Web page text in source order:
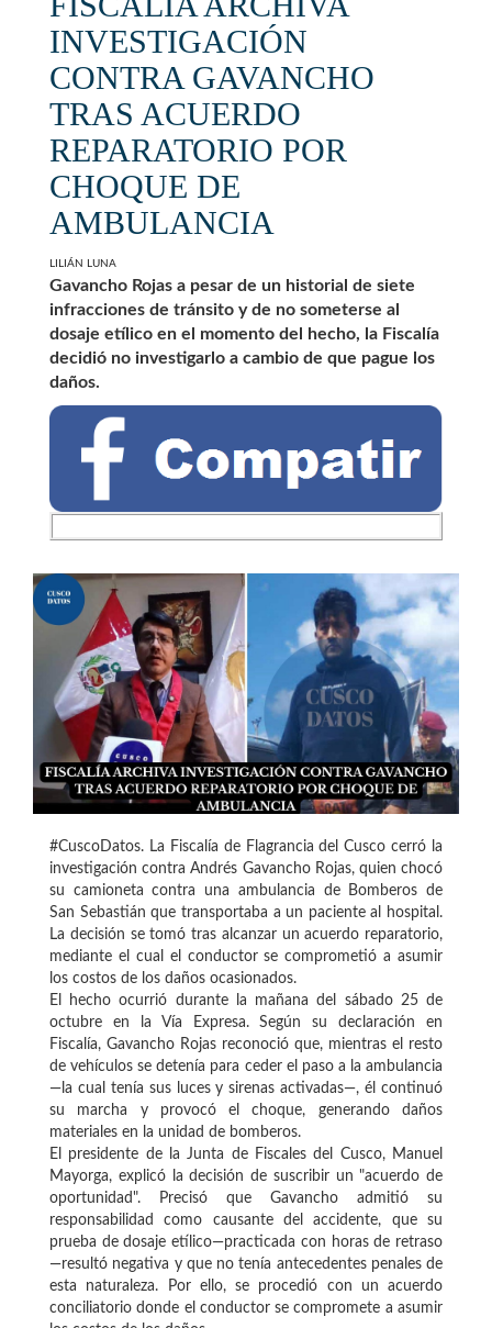
INVESTIGACIÓN
CONTRA GAVANCHO
TRAS ACUERDO
REPARATORIO POR
CHOQUE DE
AMBULANCIA
LILIÁN LUNA
Gavancho Rojas a pesar de un historial de siete
infracciones de tránsito y de no someterse al
dosaje etílico en el momento del hecho, la Fiscalía
decidió no investigarlo a cambio de que pague los
daños.
#CuscoDatos. La Fiscalía de Flagrancia del Cusco cerró la
investigación contra Andrés Gavancho Rojas, quien chocó
su camioneta contra una ambulancia de Bomberos de
San Sebastián que transportaba a un paciente al hospital.
La decisión se tomó tras alcanzar un acuerdo reparatorio,
mediante el cual el conductor se comprometió a asumir
los costos de los daños ocasionados.
El hecho ocurrió durante la mañana del sábado 25 de
octubre en la Vía Expresa. Según su declaración en
Fiscalía, Gavancho Rojas reconoció que, mientras el resto
de vehículos se detenía para ceder el paso a la ambulancia
—la cual tenía sus luces y sirenas activadas—, él continuó
su marcha y provocó el choque, generando daños
materiales en la unidad de bomberos.
El presidente de la Junta de Fiscales del Cusco, Manuel
Mayorga, explicó la decisión de suscribir un "acuerdo de
oportunidad". Precisó que Gavancho admitió su
responsabilidad como causante del accidente, que su
prueba de dosaje etílico—practicada con horas de retraso
—resultó negativa y que no tenía antecedentes penales de
esta naturaleza. Por ello, se procedió con un acuerdo
conciliatorio donde el conductor se compromete a asumir